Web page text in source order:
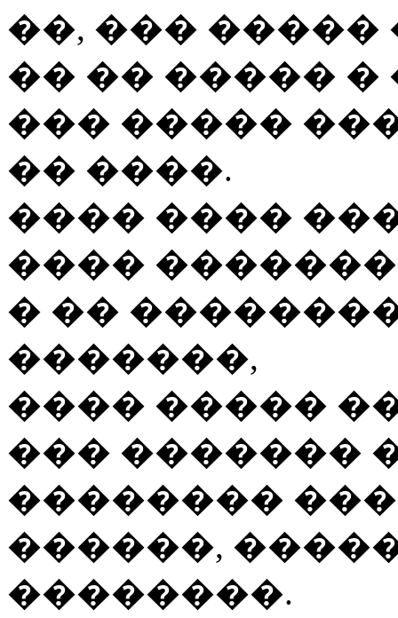
��, ��� �����
�� �� ����� �
��� �����
�� ����.
���� ����
����
� ��
�������,
���� �����
��� �������
��������
������,
��������.